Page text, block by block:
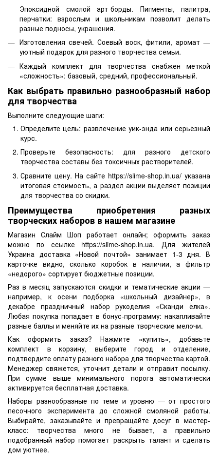
Эпоксидной смолой арт-борды. Пигменты, палитра,
перчатки: взрослым и школьникам позволит делать
разные подносы, украшения.
Изготовления свечей. Соевый воск, фитили, аромат —
уютный подарок для разного творчества семьи.
Каждый комплект для творчества снабжен меткой
«сложность»: базовый, средний, профессиональный.
Как выбрать правильно разнообразный набор
для творчества
Выполните следующие шаги:
Определите цель: развлечение уик-энда или серьёзный
курс.
Проверьте безопасность: для разного детского
творчества составы без токсичных растворителей.
Сравните цену. На сайте https://slime-shop.in.ua/ указана
итоговая стоимость, а раздел акции выделяет позиции
для творчества со скидки.
Преимущества приобретения разных
творческих наборов в нашем магазине
Магазин Слайм Шоп работает онлайн; оформить заказ
можно по ссылке https://slime-shop.in.ua. Для жителей
Украина доставка «Новой почтой» занимает 1-3 дня. В
карточке видно, сколько коробок в наличии, а фильтр
«недорого» сортирует бюджетные позиции.
Раз в месяц запускаются скидки и тематические акции —
например, к осени подборка «школьный дизайнер», в
декабре праздничный набор рукоделия «Сканди ёлка».
Любая покупка попадает в бонус-программу: накапливайте
разные баллы и меняйте их на разные творческие мелочи.
Как оформить заказ? Нажмите «купить», добавьте
комплект в корзину, выберите город и отделение,
подтвердите оплату разного набора для творчества картой.
Менеджер свяжется, уточнит детали и отправит посылку.
При сумме выше минимального порога автоматически
активируется бесплатная доставка.
Наборы разнообразные по теме и уровню — от простого
песочного эксперимента до сложной смоляной работы.
Выбирайте, заказывайте и превращайте досуг в мастер-
класс: творчества много не бывает, а правильно
подобранный набор помогает раскрыть талант и сделать
дом уютнее.